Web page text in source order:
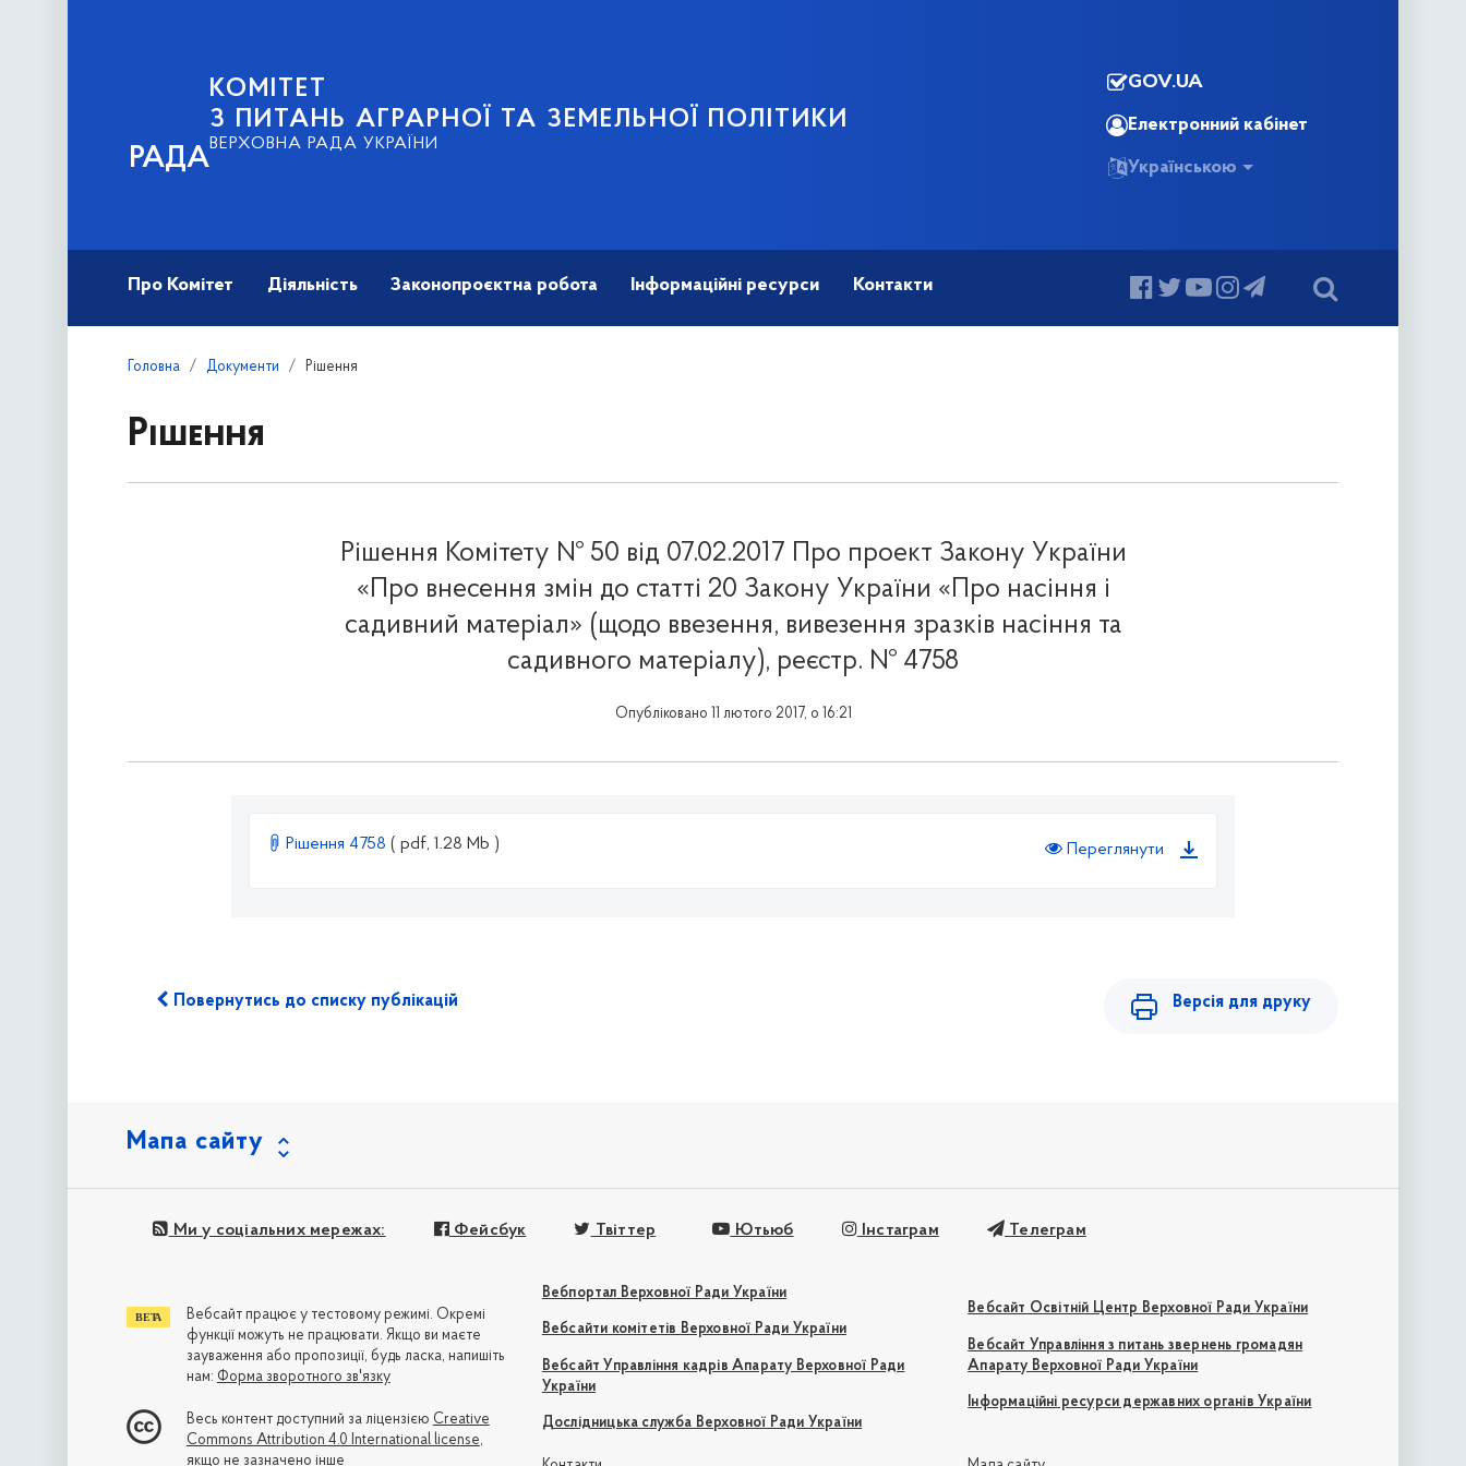
РАДА
КОМІТЕТ
З ПИТАНЬ АГРАРНОЇ ТА ЗЕМЕЛЬНОЇ ПОЛІТИКИ
ВЕРХОВНА РАДА УКРАЇНИ
GOV.UA
Електронний кабінет
Українською
Про Комітет Діяльність Законопроєктна робота Інформаційні ресурси Контакти
Головна Документи Рішення
Рішення
Рішення Комітету № 50 від 07.02.2017 Про проект Закону України
«Про внесення змін до статті 20 Закону України «Про насіння і
садивний матеріал» (щодо ввезення, вивезення зразків насіння та
садивного матеріалу), реєстр. № 4758
Опубліковано 11 лютого 2017, о 16:21
Рішення 4758 ( pdf, 1.28 Mb ) Переглянути
Повернутись до списку публікацій Версія для друку
Мапа сайту
Ми у соціальних мережах: Фейсбук Твіттер Ютьюб Інстаграм Телеграм
Вебпортал Верховної Ради України
Вебсайти комітетів Верховної Ради України
Вебсайт Управління кадрів Апарату Верховної Ради
України
Дослідницька служба Верховної Ради України
Вебсайт Освітній Центр Верховної Ради України
Вебсайт Управління з питань звернень громадян
Апарату Верховної Ради України
Інформаційні ресурси державних органів України
Вебсайт працює у тестовому режимі. Окремі
функції можуть не працювати. Якщо ви маєте
зауваження або пропозиції, будь ласка, напишіть
нам: Форма зворотного зв'язку
Весь контент доступний за ліцензією Creative
Commons Attribution 4.0 International license,
якщо не зазначено інше